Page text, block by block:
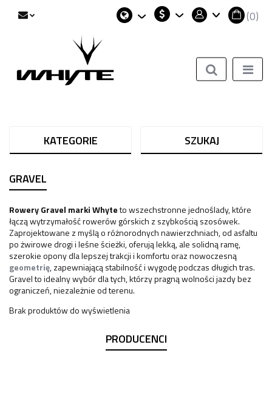
Zarejestruj się
Dodaj zgłoszenie
(0)
KATEGORIE SZUKAJ
GRAVEL
Rowery Gravel marki Whyteto wszechstronne jednoślady, które
łączą wytrzymałość rowerów górskich z szybkością szosówek.
Zaprojektowane z myślą o różnorodnych nawierzchniach, od asfaltu
po żwirowe drogi i leśne ścieżki, oferują lekką, ale solidną ramę,
szerokie opony dla lepszej trakcji i komfortu oraz nowoczesną
geometrię, zapewniającą stabilność i wygodę podczas długich tras.
Gravel to idealny wybór dla tych, którzy pragną wolności jazdy bez
ograniczeń, niezależnie od terenu.
Brak produktów do wyświetlenia
PRODUCENCI